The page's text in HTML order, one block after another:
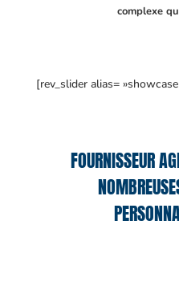
complexe
[rev_slider alias=
FOURNISSEUR